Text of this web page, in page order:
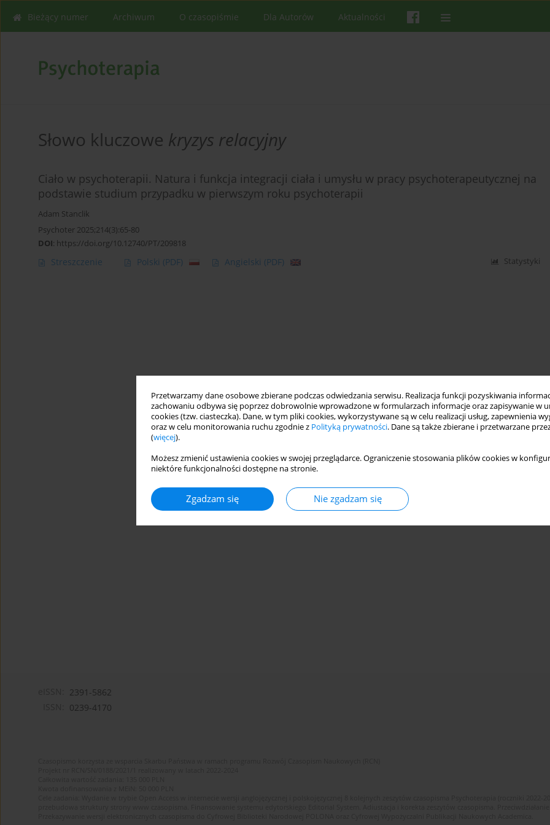
Przetwarzamy dane osobowe zbierane podczas odwiedzania serwisu. Realizacja funkcji pozyskiwania
zachowaniu odbywa się poprzez dobrowolnie wprowadzone w formularzach informacje oraz zapisywanie w
cookies (tzw. ciasteczka). Dane, w tym pliki cookies, wykorzystywane są w celu realizacji usług, zapewnienia
oraz w celu monitorowania ruchu zgodnie z Polityką prywatności. Dane są także zbierane i przetwarzane
(więcej).
Możesz zmienić ustawienia cookies w swojej przeglądarce. Ograniczenie stosowania plików cookies w
niektóre funkcjonalności dostępne na stronie.
Zgadzam się Nie zgadzam się
Bieżący numer Archiwum O czasopiśmie Dla Autorów Aktualności
Słowo kluczowe kryzys relacyjny
Ciało w psychoterapii. Natura i funkcja integracji ciała i umysłu w pracy psychoterapeutycznej na
podstawie studium przypadku w pierwszym roku psychoterapii
Adam Stanclik
Psychoter 2025;214(3):65-80
DOI: https://doi.org/10.12740/PT/209818
Streszczenie Polski (PDF) Angielski (PDF) Statystyki
2391-5862
0239-4170